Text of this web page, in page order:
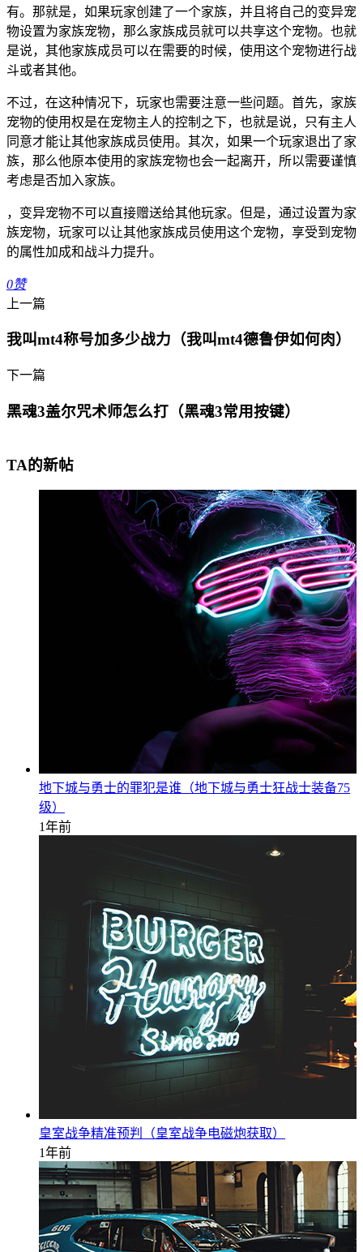
有。那就是，如果玩家创建了一个家族，并且将自己的变异宠
物设置为家族宠物，那么家族成员就可以共享这个宠物。也就
是说，其他家族成员可以在需要的时候，使用这个宠物进行战
斗或者其他。
不过，在这种情况下，玩家也需要注意一些问题。首先，家族
宠物的使用权是在宠物主人的控制之下，也就是说，只有主人
同意才能让其他家族成员使用。其次，如果一个玩家退出了家
族，那么他原本使用的家族宠物也会一起离开，所以需要谨慎
考虑是否加入家族。
，变异宠物不可以直接赠送给其他玩家。但是，通过设置为家
族宠物，玩家可以让其他家族成员使用这个宠物，享受到宠物
的属性加成和战斗力提升。
0赞
上一篇
我叫mt4称号加多少战力（我叫mt4德鲁伊如何肉）
下一篇
黑魂3盖尔咒术师怎么打（黑魂3常用按键）
TA的新帖
地下城与勇士的罪犯是谁（地下城与勇士狂战士装备75
级）
1年前
皇室战争精准预判（皇室战争电磁炮获取）
1年前